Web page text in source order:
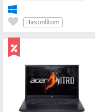
Hasonlítom